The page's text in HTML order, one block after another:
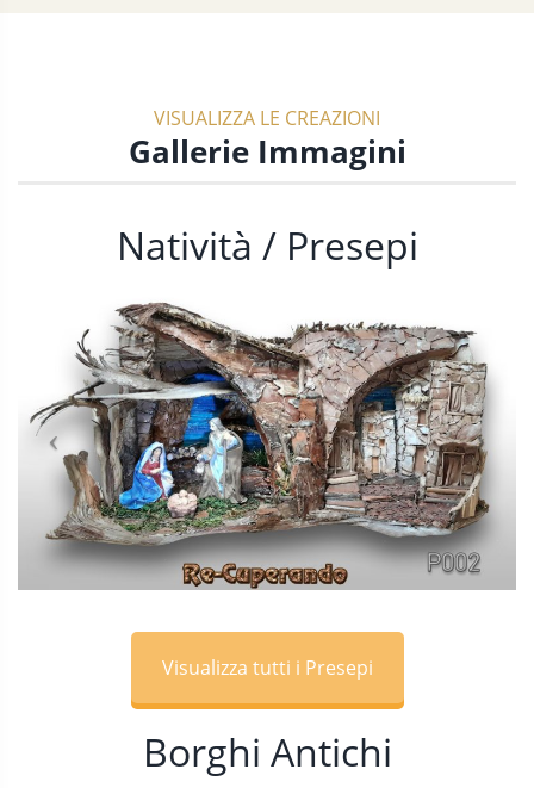
VISUALIZZA LE CREAZIONI
Gallerie Immagini
Natività / Presepi
Visualizza tutti i Presepi
Borghi Antichi